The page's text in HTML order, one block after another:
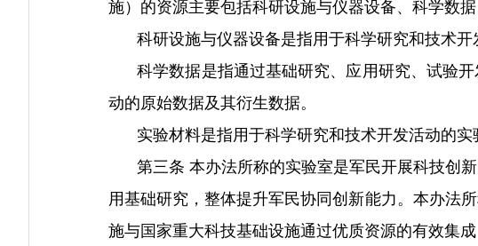
施）的资源主要包括科研设施与仪器设备、科学数据
科研设施与仪器设备是指用于科学研究和技术开
科学数据是指通过基础研究、应用研究、试验开
动的原始数据及其衍生数据。
实验材料是指用于科学研究和技术开发活动的实
第三条 本办法所称的实验室是军民开展科技创新
用基础研究，整体提升军民协同创新能力。本办法
施与国家重大科技基础设施通过优质资源的有效集